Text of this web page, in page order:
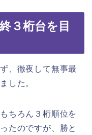
３桁台を目
、徹夜して無事最
した。
ちろん３桁順位を
たのですが、勝と